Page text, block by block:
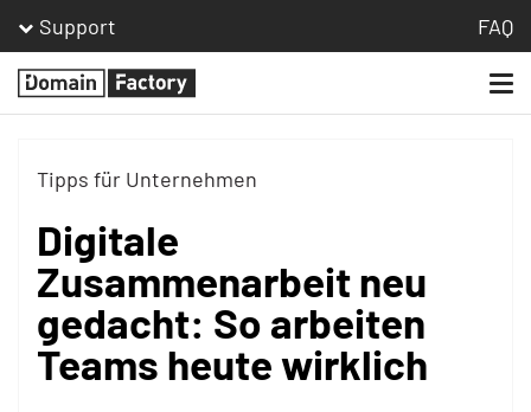
Support FAQ
Homepage
Tipps für Unternehmen
Digitale
Zusammenarbeit neu
gedacht: So arbeiten
Teams heute wirklich